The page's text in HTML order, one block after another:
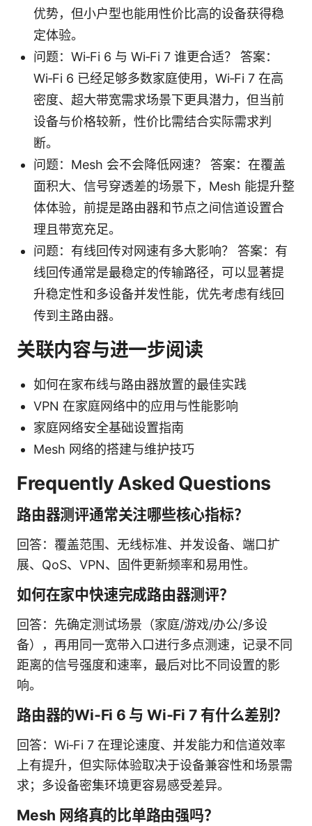
优势，但小户型也能用性价比高的设备获得稳
定体验。
问题：Wi‑Fi 6 与 Wi‑Fi 7 谁更合适？ 答案：
Wi‑Fi 6 已经足够多数家庭使用，Wi‑Fi 7 在高
密度、超大带宽需求场景下更具潜力，但当前
设备与价格较新，性价比需结合实际需求判
断。
问题：Mesh 会不会降低网速？ 答案：在覆盖
面积大、信号穿透差的场景下，Mesh 能提升整
体体验，前提是路由器和节点之间信道设置合
理且带宽充足。
问题：有线回传对网速有多大影响？ 答案：有
线回传通常是最稳定的传输路径，可以显著提
升稳定性和多设备并发性能，优先考虑有线回
传到主路由器。
关联内容与进一步阅读
如何在家布线与路由器放置的最佳实践
VPN 在家庭网络中的应用与性能影响
家庭网络安全基础设置指南
Mesh 网络的搭建与维护技巧
Frequently Asked Questions
路由器测评通常关注哪些核心指标？
回答：覆盖范围、无线标准、并发设备、端口扩
展、QoS、VPN、固件更新频率和易用性。
如何在家中快速完成路由器测评？
回答：先确定测试场景（家庭/游戏/办公/多设
备），再用同一宽带入口进行多点测速，记录不同
距离的信号强度和速率，最后对比不同设置的影
响。
路由器的Wi‑Fi 6 与 Wi‑Fi 7 有什么差别？
回答：Wi‑Fi 7 在理论速度、并发能力和信道效率
上有提升，但实际体验取决于设备兼容性和场景需
求；多设备密集环境更容易感受差异。
Mesh 网络真的比单路由强吗？